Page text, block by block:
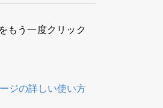
もう一度クリック
ジの詳しい使い方